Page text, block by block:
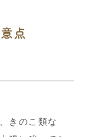
点
きのこ類な